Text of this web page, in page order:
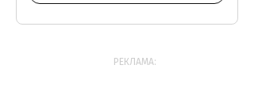
РЕКЛАМА: